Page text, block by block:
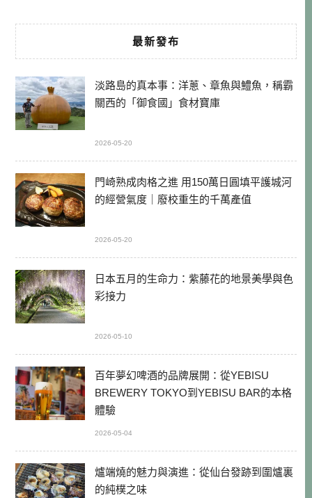
最新發布
淡路島的真本事：洋蔥、章魚與鱧魚，稱霸
關西的「御食國」食材寶庫
2026-05-20
門崎熟成肉格之進 用150萬日圓填平護城河
的經營氣度｜廢校重生的千萬產值
2026-05-20
日本五月的生命力：紫藤花的地景美學與色
彩接力
2026-05-10
百年夢幻啤酒的品牌展開：從YEBISU
BREWERY TOKYO到YEBISU BAR的本格
體驗
2026-05-04
爐端燒的魅力與演進：從仙台發跡到圍爐裏
的純樸之味